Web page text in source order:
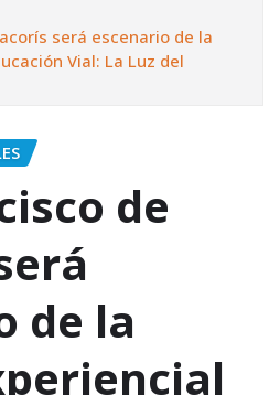
será escenario de la
Vial: La Luz del
de
de la